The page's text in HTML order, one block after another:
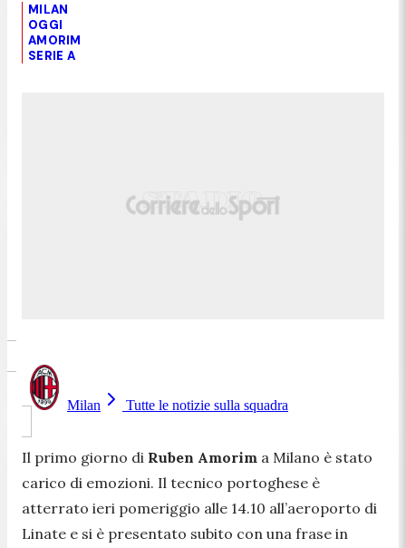
MILAN
OGGI
AMORIM
SERIE A
Milan Tutte le notizie sulla squadra
Il primo giorno di Ruben Amorim a Milano è stato
carico di emozioni. Il tecnico portoghese è
atterrato ieri pomeriggio alle 14.10 all’aeroporto di
Linate e si è presentato subito con una frase in